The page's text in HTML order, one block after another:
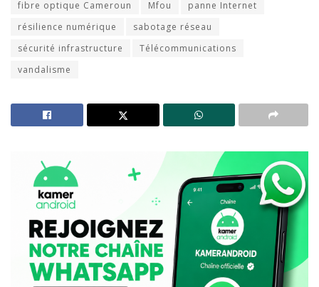
fibre optique Cameroun
Mfou
panne Internet
résilience numérique
sabotage réseau
sécurité infrastructure
Télécommunications
vandalisme